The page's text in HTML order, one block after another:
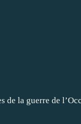
de la guerre de